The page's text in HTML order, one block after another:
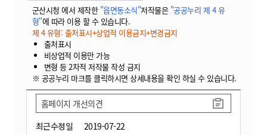
군산시청 에서 제작한 "읍면동소식"저작물은 "공공누리 제 4 유
형"에 따라 이용 할 수 있습니다.
제 4 유형: 출처표시+상업적 이용금지+변경금지
출처표시
비상업적 이용만 가능
변형 등 2차적 저작물 작성 금지
※ 공공누리 마크를 클릭하시면 상세내용을 확인 하실 수 있습니다.
최근수정일 2019-07-22
홈페이지 개선의견